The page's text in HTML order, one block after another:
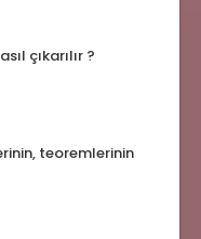
çıkarılır ?
teoremlerinin